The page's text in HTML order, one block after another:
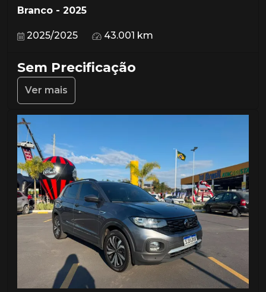
Branco - 2025
2025/2025 43.001 km
Sem Precificação
Ver mais